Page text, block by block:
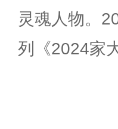
灵魂人物。
列《2024家